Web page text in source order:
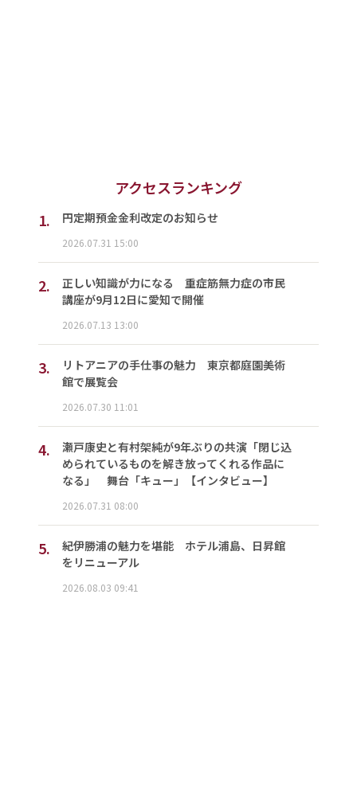
アクセスランキング
1.
円定期預金金利改定のお知らせ
2026.07.31 15:00
2.
正しい知識が力になる 重症筋無力症の市民
講座が9月12日に愛知で開催
2026.07.13 13:00
3.
リトアニアの手仕事の魅力 東京都庭園美術
館で展覧会
2026.07.30 11:01
4.
瀬戸康史と有村架純が9年ぶりの共演「閉じ込
められているものを解き放ってくれる作品に
なる」 舞台「キュー」【インタビュー】
2026.07.31 08:00
5.
紀伊勝浦の魅力を堪能 ホテル浦島、日昇館
をリニューアル
2026.08.03 09:41